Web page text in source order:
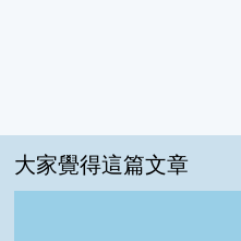
大家覺得這篇文章